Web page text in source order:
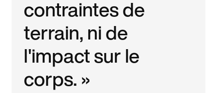
contraintes de
terrain, ni de
l'impact sur le
corps. »